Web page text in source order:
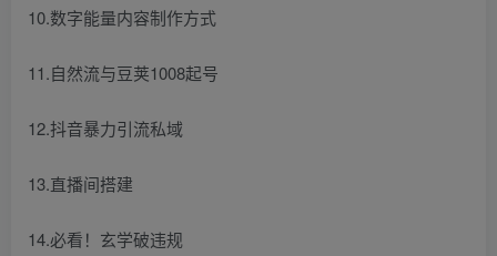
10.数字能量内容制作方式
11.自然流与豆荚1008起号
12.抖音暴力引流私域
13.直播间搭建
14.必看！玄学破违规